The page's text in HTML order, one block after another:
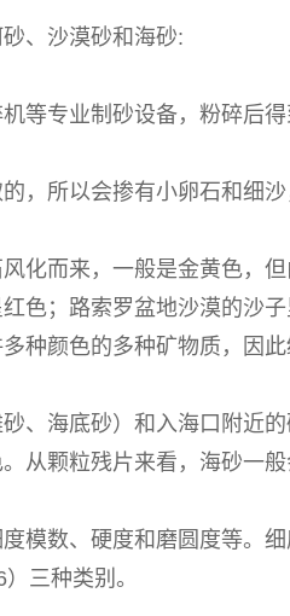
、沙漠砂和海砂:
等专业制砂设备，粉碎后
，所以会掺有小卵石和细
化而来，一般是金黄色，
色；路索罗盆地沙漠的沙
种颜色的多种矿物质，因此
、海底砂）和入海口附近
从颗粒残片来看，海砂一般
模数、硬度和磨圆度等。
三种类别。